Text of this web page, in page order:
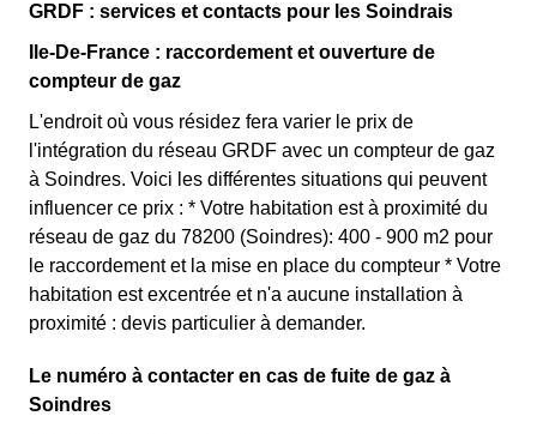
GRDF : services et contacts pour les Soindrais
Ile-De-France : raccordement et ouverture de
compteur de gaz
L'endroit où vous résidez fera varier le prix de
l'intégration du réseau GRDF avec un compteur de gaz
à Soindres. Voici les différentes situations qui peuvent
influencer ce prix : * Votre habitation est à proximité du
réseau de gaz du 78200 (Soindres): 400 - 900 m2 pour
le raccordement et la mise en place du compteur * Votre
habitation est excentrée et n'a aucune installation à
proximité : devis particulier à demander.
Le numéro à contacter en cas de fuite de gaz à
Soindres